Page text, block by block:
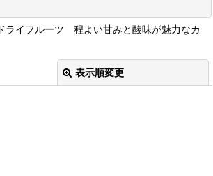
ライフルーツ 程よい甘みと酸味が魅力なカ
表示順変更